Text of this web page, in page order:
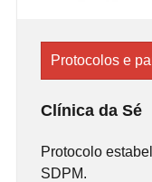
Protocolos e
Clínica da Sé
Protocolo
SDPM.